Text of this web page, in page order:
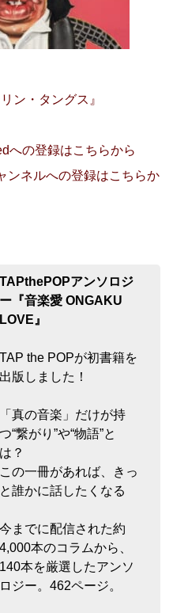
ン・タングス』
への登録はこちらから
ンネルへの登録はこちらか
TAPthePOPアンソロジ
ー『音楽愛 ONGAKU
LOVE』
TAP the POPが初書籍を
出版しました！
「真の音楽」だけが持
つ“繋がり”や“物語”と
は？
この一冊があれば、きっ
と誰かに話したくなる
今までに配信された約
4,000本のコラムから、
140本を厳選したアンソ
ロジー。462ページ。